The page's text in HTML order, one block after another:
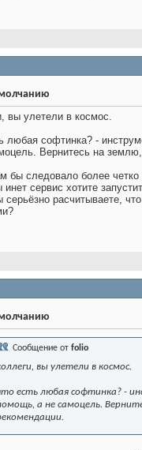
вы улетели в космос.
любая софтинка? -
Вернитесь на землю,
бы следовало более четко
сервис хотите
серьёзно расчитываете,
Сообщение от folio
вы улетели в космос.
есть любая софтинка? -
а не самоцель.